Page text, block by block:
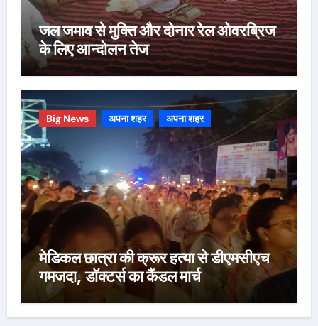
जल जमाव से मुक्ति और दोनार रेल ओवरब्रिज
के लिए आन्दोलन तेज
Big News अपना शहर अपना शहर
मेडिकल छात्रा की क्रूर हत्या से डीएमसीएच
गमजदा, डॉक्टर्स का कैंडल मार्च